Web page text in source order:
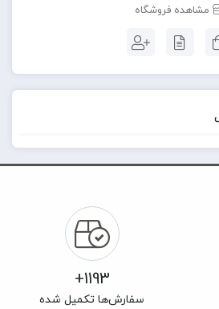
مشاهده فروشگاه
1193+
سفارش‌ها تکمیل شده